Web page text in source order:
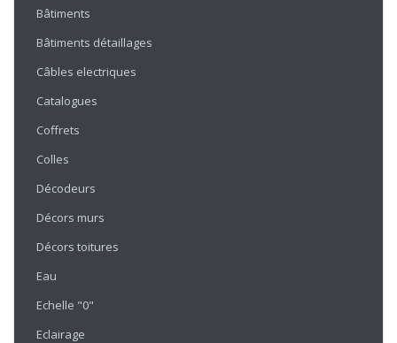
Bâtiments
Bâtiments détaillages
Câbles electriques
Catalogues
Coffrets
Colles
Décodeurs
Décors murs
Décors toitures
Eau
Echelle "0"
Eclairage